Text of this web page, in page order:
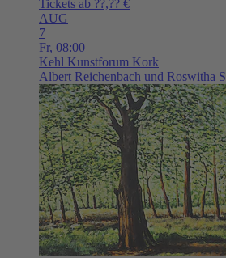
Tickets ab ??,?? €
AUG
7
Fr, 08:00
Kehl Kunstforum Kork
Albert Reichenbach und Roswitha